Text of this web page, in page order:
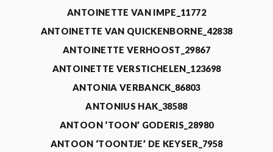
ANTOINETTE VAN IMPE_11772
ANTOINETTE VAN QUICKENBORNE_42838
ANTOINETTE VERHOOST_29867
ANTOINETTE VERSTICHELEN_123698
ANTONIA VERBANCK_86803
ANTONIUS HAK_38588
ANTOON ‘TOON’ GODERIS_28980
ANTOON ‘TOONTJE’ DE KEYSER_7958